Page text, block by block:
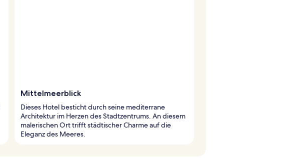
Mittelmeerblick
Dieses Hotel besticht durch seine mediterrane
Architektur im Herzen des Stadtzentrums. An diesem
malerischen Ort trifft städtischer Charme auf die
Eleganz des Meeres.